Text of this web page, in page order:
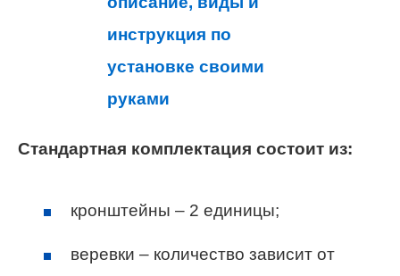
Стандартная комплектация состоит из:
кронштейны – 2 единицы;
веревки – количество зависит от